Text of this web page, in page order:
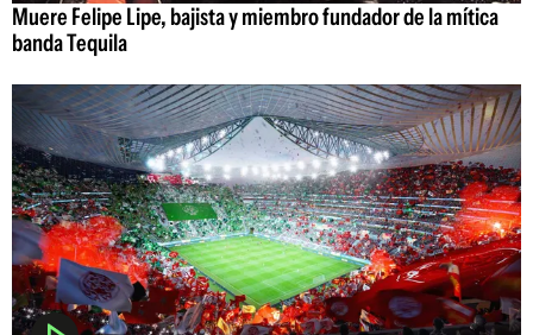
Muere Felipe Lipe, bajista y miembro fundador de la mítica
banda Tequila